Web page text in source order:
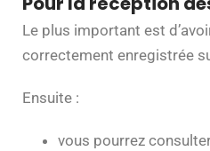
Le plus important est
correctement enregistrée
Ensuite :
vous pourrez